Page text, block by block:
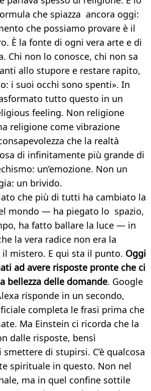
che spiazza ancora oggi:
che possiamo provare è il
È la fonte di ogni vera arte e di
Chi non lo conosce, chi non sa
allo stupore e restare rapito,
i suoi occhi sono spenti». In
tutto questo in un
feeling. Non religione
religione come vibrazione
che la realtà
di infinitamente più grande di
un’emozione. Non un
un brivido.
che più di tutti ha cambiato la
mondo — ha piegato lo spazio,
ha fatto ballare la luce — in
la vera radice non era la
mistero. E qui sta il punto. Oggi
ad avere risposte pronte che ci
bellezza delle domande. Google
risponde in un secondo,
completa le frasi prima che
Ma Einstein ci ricorda che la
dalle risposte, bensì
smettere di stupirsi. C’è qualcosa
spirituale in questo. Non nel
ma in quel confine sottile